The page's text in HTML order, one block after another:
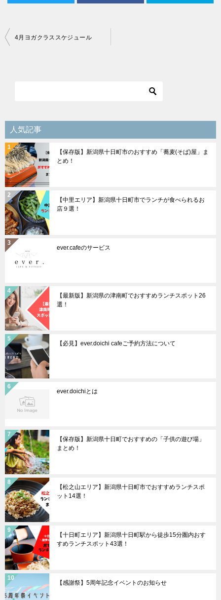
投
シ
ョ
ン
4月ヨガクラススケジュール
人気記事
【保存版】新潟県十日町市のおすすめ「蕎麦(そば)屋」ま
とめ！
【中里エリア】新潟県十日町市でランチが食べられるお
店９選！
ever.cafeのサービス
【最新版】新潟県の津南町でおすすめランチスポット26
選！
【必見】ever.doichi cafeご予約方法について
ever.doichiとは
【保存版】新潟県十日町でおすすめの「子供の遊び場」
まとめ！
【松之山エリア】新潟県十日町市でおすすめランチスポ
ット14選！
【十日町エリア】新潟県十日町駅から徒歩15分圏内おす
すめランチスポット43選！
【感謝祭】5周年記念イベントのお知らせ